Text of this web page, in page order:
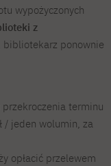
wypożyczonych
z
bibliotekarz ponownie
terminu
/ jeden wolumin, za
opłacić przelewem